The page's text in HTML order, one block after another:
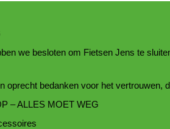
we besloten om Fietsen Jens te
oprecht bedanken voor het
– ALLES MOET WEG